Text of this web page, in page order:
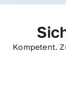
Kompetent.